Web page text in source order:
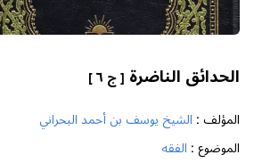
الحدائق الناضرة [ ج ٦ ]
المؤلف : الشيخ يوسف بن أحمد البحراني
الموضوع : الفقه